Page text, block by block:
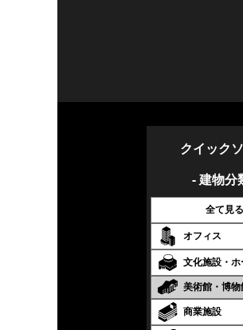
クイック
- 建物分
全て見る
オフィス
文化施設・ホ
美術館・博
商業施設